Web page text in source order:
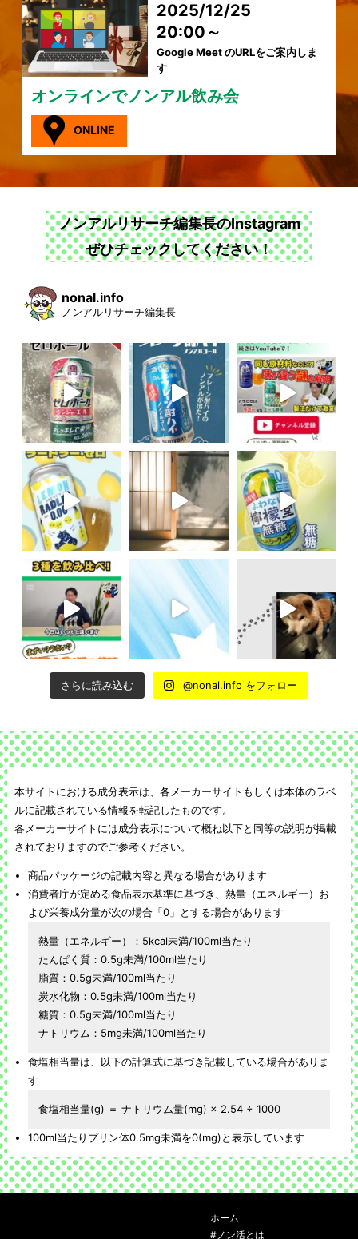
2025/12/25
20:00～
Google Meet のURLをご案内しま
す
オンラインでノンアル飲み会
ONLINE
ノンアルリサーチ編集長のInstagram
ぜひチェックしてください！
nonal.info
ノンアルリサーチ編集長
さらに読み込む @nonal.info をフォロー
本サイトにおける成分表示は、各メーカーサイトもしくは本体のラベ
ルに記載されている情報を転記したものです。
各メーカーサイトには成分表示について概ね以下と同等の説明が掲載
されておりますのでご参考ください。
商品パッケージの記載内容と異なる場合があります
消費者庁が定める食品表示基準に基づき、熱量（エネルギー）お
よび栄養成分量が次の場合「0」とする場合があります
熱量（エネルギー）：5kcal未満/100ml当たり
たんぱく質：0.5g未満/100ml当たり
脂質：0.5g未満/100ml当たり
炭水化物：0.5g未満/100ml当たり
糖質：0.5g未満/100ml当たり
ナトリウム：5mg未満/100ml当たり
食塩相当量は、以下の計算式に基づき記載している場合がありま
す
食塩相当量(g) ＝ ナトリウム量(mg) × 2.54 ÷ 1000
100ml当たりプリン体0.5mg未満を0(mg)と表示しています
ホーム
#ノン活とは